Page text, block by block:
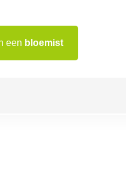
een bloemist